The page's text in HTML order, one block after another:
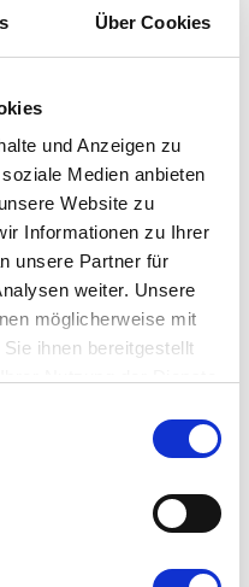
Über Cookies
und Anzeigen zu
Medien anbieten
Website zu
Informationen zu Ihrer
unsere Partner für
weiter. Unsere
möglicherweise mit
ihnen bereitgestellt
Erfahrungen
sein eine
nehmen.